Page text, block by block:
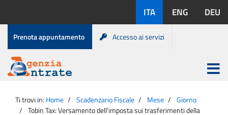
contenuto
disponibili:
ITA ENG DEU
Menu
di
servizio
Prenota appuntamento Accesso ai servizi
Agenzia
Entrate
Apri
menu
principale
Ti trovi in: Home Scadenzario Fiscale Mese
Giorno
Tobin Tax: Versamento dell'imposta sui trasferimenti della